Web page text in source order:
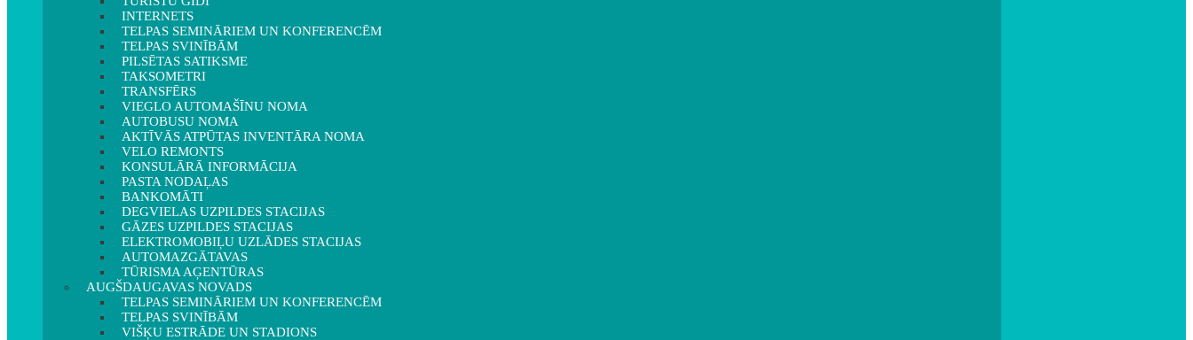
INTERNETS
TELPAS SEMINĀRIEM UN KONFERENCĒM
TELPAS SVINĪBĀM
PILSĒTAS SATIKSME
TAKSOMETRI
TRANSFĒRS
VIEGLO AUTOMAŠĪNU NOMA
AUTOBUSU NOMA
AKTĪVĀS ATPŪTAS INVENTĀRA NOMA
VELO REMONTS
KONSULĀRĀ INFORMĀCIJA
PASTA NODAĻAS
BANKOMĀTI
DEGVIELAS UZPILDES STACIJAS
GĀZES UZPILDES STACIJAS
ELEKTROMOBIĻU UZLĀDES STACIJAS
AUTOMAZGĀTAVAS
TŪRISMA AĢENTŪRAS
AUGŠDAUGAVAS NOVADS
TELPAS SEMINĀRIEM UN KONFERENCĒM
TELPAS SVINĪBĀM
VIŠĶU ESTRĀDE UN STADIONS